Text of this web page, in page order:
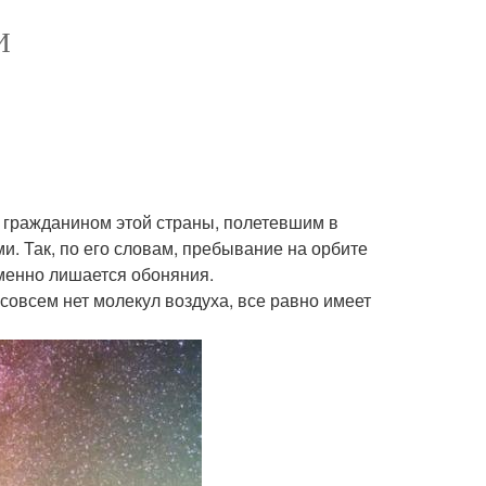
этой страны, полетевшим в
Так, по его словам, пребывание на орбите
лишается обоняния.
нет молекул воздуха, все равно имеет